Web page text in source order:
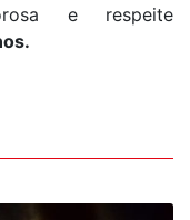
e respeite